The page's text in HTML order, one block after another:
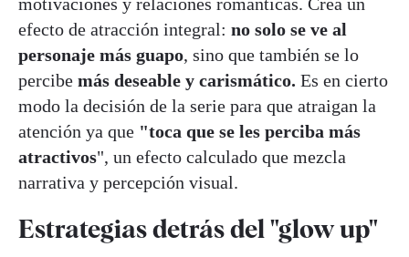
efecto de atracción integral: no solo se ve al
personaje más guapo, sino que también se lo
percibe más deseable y carismático. Es en cierto
modo la decisión de la serie para que atraigan la
atención ya que "toca que se les perciba más
atractivos", un efecto calculado que mezcla
narrativa y percepción visual.
Estrategias detrás del "glow up"